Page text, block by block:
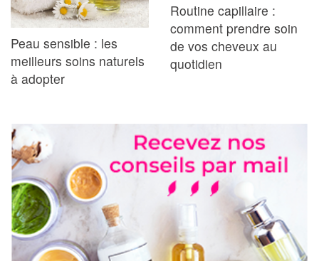
Peau sensible : les
meilleurs soins naturels
à adopter
Routine capillaire :
comment prendre soin
de vos cheveux au
quotidien